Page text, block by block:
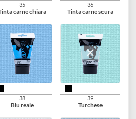
32
Rame
33
Ottone